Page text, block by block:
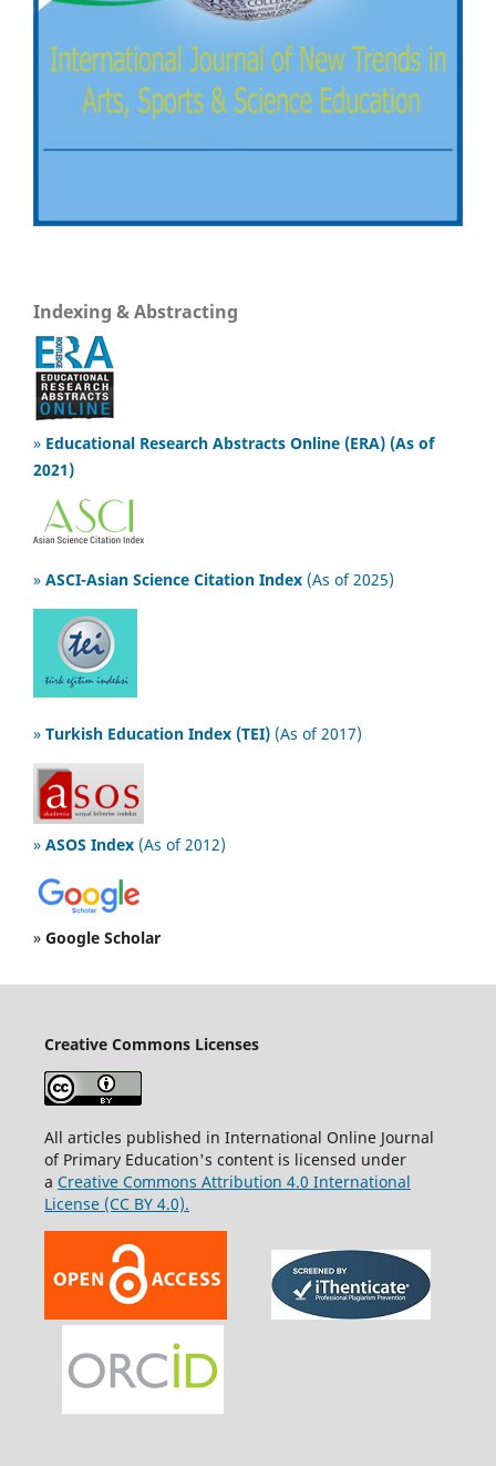
Indexing & Abstracting
» Educational Research Abstracts Online (ERA) (As of
2021)
» ASCI-Asian Science Citation Index (As of 2025)
» Turkish Education Index (TEI) (As of 2017)
» ASOS Index (As of 2012)
» Google Scholar
Creative Commons Licenses
All articles published in International Online Journal
of Primary Education's content is licensed under
a Creative Commons Attribution 4.0 International
License (CC BY 4.0).